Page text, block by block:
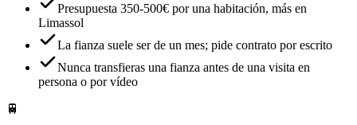
Presupuesta 350-500€ por una habitación, más en
Limassol
La fianza suele ser de un mes; pide contrato por escrito
Nunca transfieras una fianza antes de una visita en
persona o por vídeo
🚆